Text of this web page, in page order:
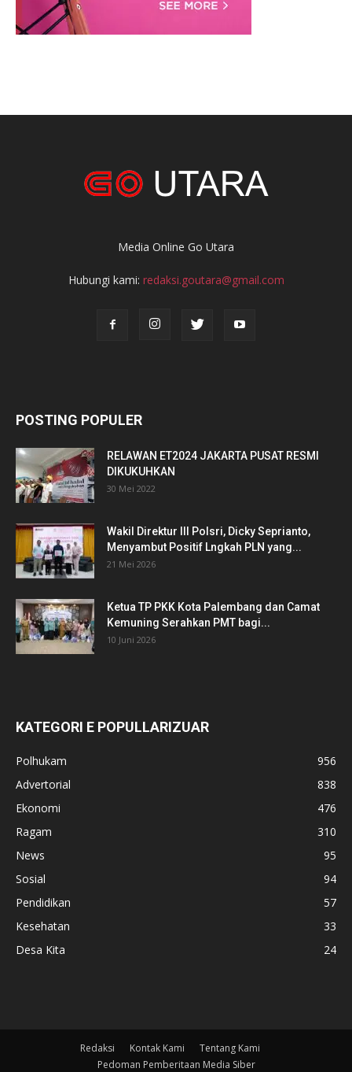
Media Online Go Utara
Hubungi kami: redaksi.goutara@gmail.com
POSTING POPULER
RELAWAN ET2024 JAKARTA PUSAT RESMI
DIKUKUHKAN
30 Mei 2022
Wakil Direktur III Polsri, Dicky Seprianto,
Menyambut Positif Lngkah PLN yang...
21 Mei 2026
Ketua TP PKK Kota Palembang dan Camat
Kemuning Serahkan PMT bagi...
10 Juni 2026
KATEGORI E POPULLARIZUAR
Polhukam
956
Advertorial
838
Ekonomi
476
Ragam
310
News
95
Sosial
94
Pendidikan
57
Kesehatan
33
Desa Kita
24
Redaksi Kontak Kami
Tentang Kami
Pedoman Pemberitaan Media Siber